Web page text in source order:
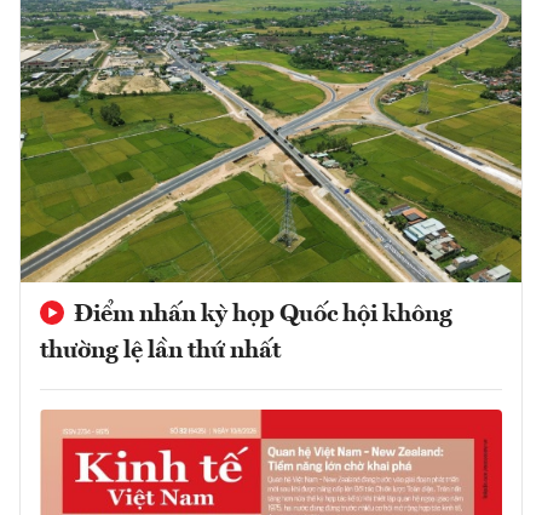
Điểm nhấn kỳ họp Quốc hội không
thường lệ lần thứ nhất